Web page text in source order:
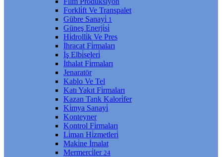
Forkli̇ft Ve Transpalet
Gübre Sanayi̇ 1
Güneş Enerji̇si̇
Hi̇drolli̇k Ve Pres
İhracat Fi̇rmaları
İş Elbi̇seleri̇
İthalat Fi̇rmaları
Jenaratör
Kablo Ve Tel
Katı Yakıt Fi̇rmaları
Kazan Tank Kalori̇fer
Ki̇mya Sanayi̇
Konteyner
Kontrol Fi̇rmaları
Li̇man Hi̇zmetleri̇
Maki̇ne İmalat
Mermerci̇ler 24